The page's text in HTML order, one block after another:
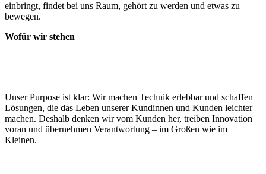
einbringt, findet bei uns Raum, gehört zu werden und etwas zu
bewegen.
Wofür wir stehen
Unser Purpose ist klar: Wir machen Technik erlebbar und schaffen
Lösungen, die das Leben unserer Kundinnen und Kunden leichter
machen. Deshalb denken wir vom Kunden her, treiben Innovation
voran und übernehmen Verantwortung – im Großen wie im
Kleinen.